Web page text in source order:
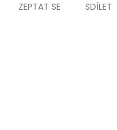
ZEPTAT SE SDÍLET